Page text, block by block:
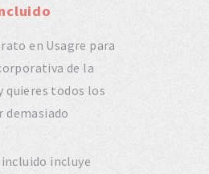
en Usagre para
de la
quieres todos los
demasiado
incluye